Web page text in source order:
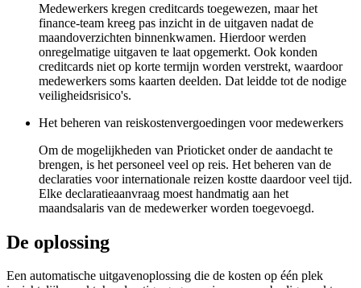
Medewerkers kregen creditcards toegewezen, maar het
finance-team kreeg pas inzicht in de uitgaven nadat de
maandoverzichten binnenkwamen. Hierdoor werden
onregelmatige uitgaven te laat opgemerkt. Ook konden
creditcards niet op korte termijn worden verstrekt, waardoor
medewerkers soms kaarten deelden. Dat leidde tot de nodige
veiligheidsrisico's.
Het beheren van reiskostenvergoedingen voor medewerkers
Om de mogelijkheden van Prioticket onder de aandacht te
brengen, is het personeel veel op reis. Het beheren van de
declaraties voor internationale reizen kostte daardoor veel tijd.
Elke declaratieaanvraag moest handmatig aan het
maandsalaris van de medewerker worden toegevoegd.
De oplossing
Een automatische uitgavenoplossing die de kosten op één plek